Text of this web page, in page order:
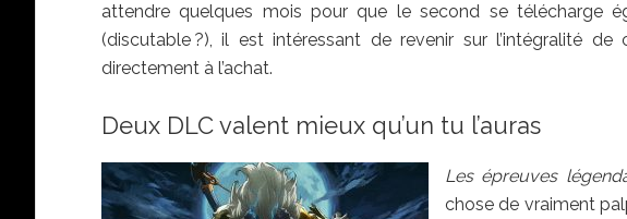
attendre quelques mois pour que le second se télécharge
(discutable ?), il est intéressant de revenir sur l’intégralité
directement à l’achat.
Deux DLC valent mieux qu’un tu l’auras
Les épreuves
chose de vraiment